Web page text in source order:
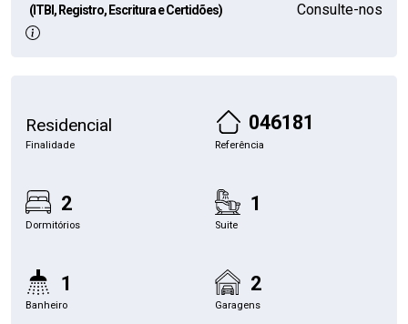
(ITBI, Registro, Escritura e Certidões) Consulte-nos
Residencial
Finalidade
046181
Referência
2
Dormitórios
1
Suite
1
Banheiro
2
Garagens